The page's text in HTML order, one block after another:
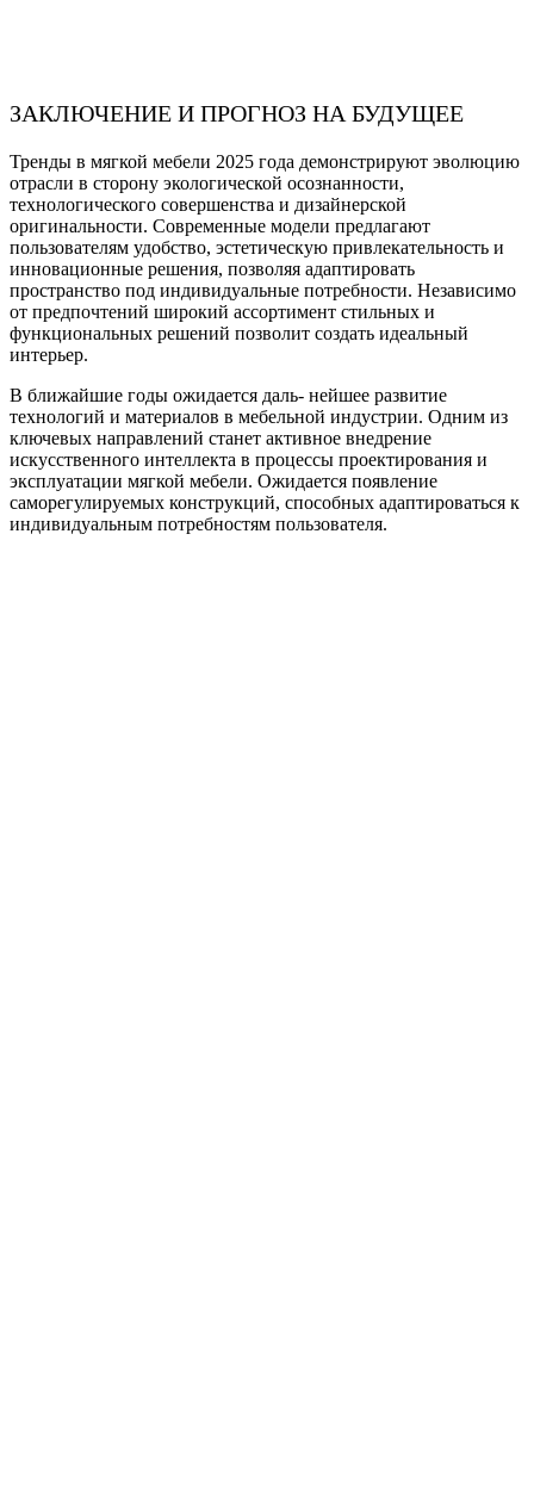
ЗАКЛЮЧЕНИЕ И ПРОГНОЗ НА БУДУЩЕЕ
Тренды в мягкой мебели 2025 года демонстрируют эволюцию
отрасли в сторону экологической осознанности,
технологического совершенства и дизайнерской
оригинальности. Современные модели предлагают
пользователям удобство, эстетическую привлекательность и
инновационные решения, позволяя адаптировать
пространство под индивидуальные потребности. Независимо
от предпочтений широкий ассортимент стильных и
функциональных решений позволит создать идеальный
интерьер.
В ближайшие годы ожидается даль- нейшее развитие
технологий и материалов в мебельной индустрии. Одним из
ключевых направлений станет активное внедрение
искусственного интеллекта в процессы проектирования и
эксплуатации мягкой мебели. Ожидается появление
саморегулируемых конструкций, способных адаптироваться к
индивидуальным потребностям пользователя.